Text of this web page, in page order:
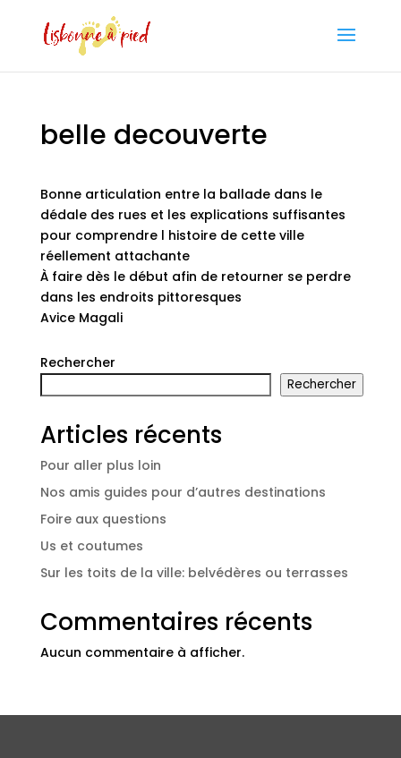
belle decouverte
Bonne articulation entre la ballade dans le
dédale des rues et les explications suffisantes
pour comprendre l histoire de cette ville
réellement attachante
À faire dès le début afin de retourner se perdre
dans les endroits pittoresques
Avice Magali
Rechercher
Rechercher
Articles récents
Pour aller plus loin
Nos amis guides pour d’autres destinations
Foire aux questions
Us et coutumes
Sur les toits de la ville: belvédères ou terrasses
Commentaires récents
Aucun commentaire à afficher.